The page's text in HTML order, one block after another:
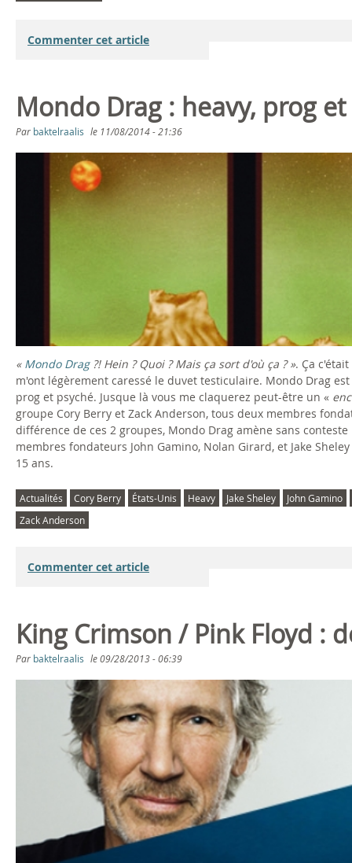
Commenter cet article
Mondo Drag : heavy, prog
Par baktelraalis le 11/08/2014 - 21:36
« Mondo Drag?! Hein ? Quoi ? Mais ça sort d'où ça ? ». Ça
m'ont légèrement caressé le duvet testiculaire. Mondo Drag
prog et psyché. Jusque là vous me claquerez peut-être un «
groupe Cory Berry et Zack Anderson, tous deux membres
différence de ces 2 groupes, Mondo Drag amène sans
membres fondateurs John Gamino, Nolan Girard, et Jake
15 ans.
Actualités Cory Berry États-Unis Heavy Jake Sheley
John Gamino
Zack Anderson
Commenter cet article
King Crimson / Pink Floyd :
Par baktelraalis le09/28/2013 - 06:39